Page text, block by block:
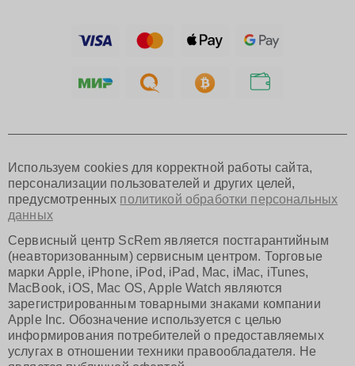
Хабаровск
Омск
Красноярск
Пермь
Ульяновск
Киров
Архангельск
Астрахань
Белгород
Благовещенск
Брянск
Владивосток
Владикавказ
Используем cookies для корректной работы сайта,
персонализации пользователей и других целей,
предусмотренных политикой обработки персональных
данных
Сервисный центр ScRem является постгарантийным
(неавторизованным) сервисным центром. Торговые
марки Apple, iPhone, iPod, iPad, Mac, iMac, iTunes,
MacBook, iOS, Mac OS, Apple Watch являются
зарегистрированным товарными знаками компании
Apple Inc. Обозначение используется с целью
информирования потребителей о предоставляемых
услугах в отношении техники правообладателя. Не